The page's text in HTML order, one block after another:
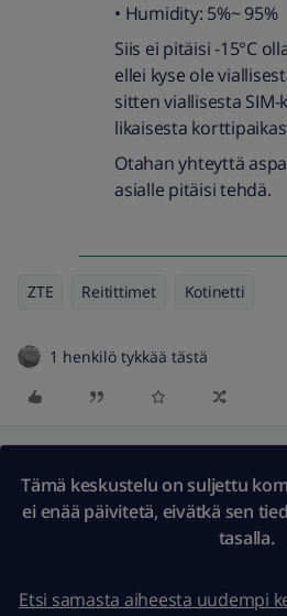
• Humidity: 5%~ 95%
Siis ei pitäisi -15°C
ellei kyse ole
sitten viallisesta
likaisesta
Otahan yhteyttä
asialle pitäisi tehdä.
ZTE Reitittimet Kotinetti
1 henkilö tykkää tästä
Tämä keskustelu on suljettu
ei enää päivitetä, eivätkä sen
tasalla.
Etsi samasta aiheesta uudempi